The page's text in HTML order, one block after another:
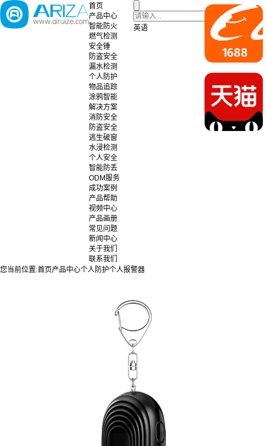
首页
产品中心
智能防火
燃气检测
安全锤
防盗安全
漏水检测
个人防护
物品追踪
涂鸦智能
解决方案
消防安全
防盗安全
逃生破窗
水浸检测
个人安全
智能防丢
ODM服务
成功案例
产品帮助
视频中心
产品画册
常见问题
新闻中心
关于我们
联系我们
英语
您当前位置:首页产品中心个人防护个人报警器